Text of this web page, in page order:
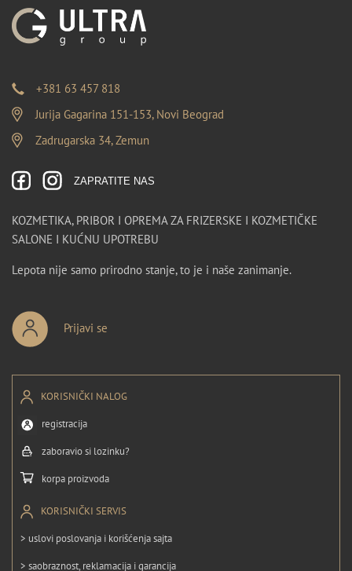
+381 63 457 818
Jurija Gagarina 151-153, Novi Beograd
Zadrugarska 34, Zemun
ZAPRATITE NAS
KOZMETIKA, PRIBOR I OPREMA ZA FRIZERSKE I KOZMETIČKE
SALONE I KUĆNU UPOTREBU
Lepota nije samo prirodno stanje, to je i naše zanimanje.
Prijavi se
KORISNIČKI NALOG
registracija
zaboravio si lozinku?
korpa proizvoda
KORISNIČKI SERVIS
> uslovi poslovanja i korišćenja sajta
> saobraznost, reklamacija i garancija